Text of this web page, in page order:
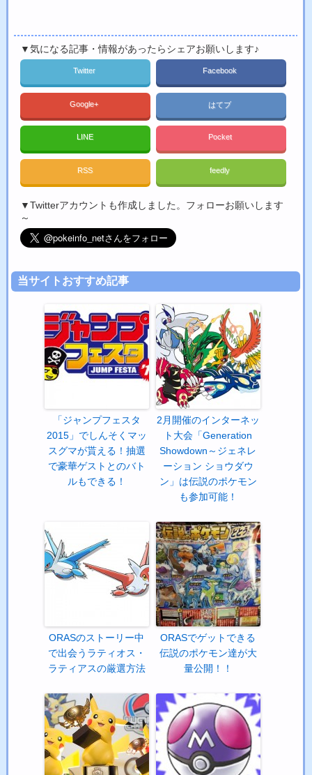
▼気になる記事・情報があったらシェアお願いします♪
Twitter Facebook
Google+ はてブ
LINE Pocket
RSS feedly
▼Twitterアカウントも作成しました。フォローお願いします
～
当サイトおすすめ記事
「ジャンプフェスタ
2015」でしんそくマッ
スグマが貰える！抽選
で豪華ゲストとのバト
ルもできる！
2月開催のインターネッ
ト大会「Generation
Showdown～ジェネレ
ーション ショウダウ
ン」は伝説のポケモン
も参加可能！
ORASのストーリー中
で出会うラティオス・
ラティアスの厳選方法
ORASでゲットできる
伝説のポケモン達が大
量公開！！